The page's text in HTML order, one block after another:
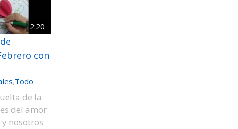
2:20
con
,Todo
de la
del amor
nosotros